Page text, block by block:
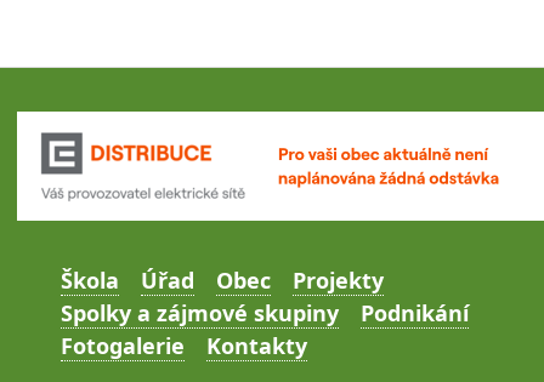
Škola Úřad Obec
Projekty
Spolky a zájmové skupiny
Podnikání
Fotogalerie
Kontakty